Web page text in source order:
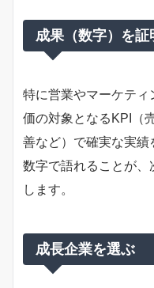
成果（数字）を証
特に営業やマーケテ
価の対象となるKPI（
善など）で確実な実績
数字で語れることが
します。
成長企業を選ぶ